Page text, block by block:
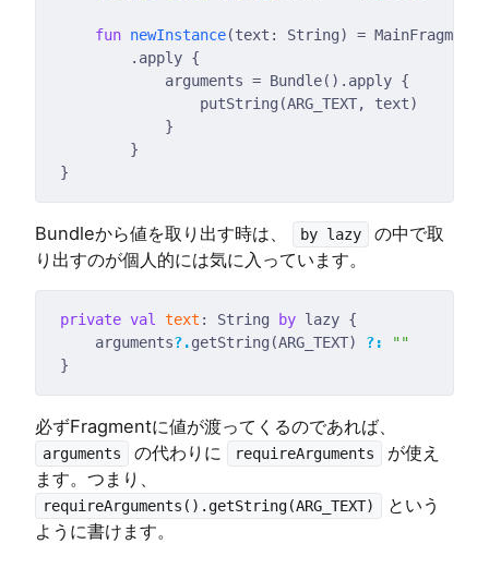
fun newInstance
Bundleから値を取り出す時は、 by lazy
の中で取
り出すのが個人的には気に入っています。
private val text : String by
    arguments
?.getString(ARG_TEXT) ?:
""
必ずFragmentに値が渡ってくるのであれば、
arguments の代わりに requireArguments
が使え
ます。つまり、
requireArguments().getString(ARG_TEXT)
という
ように書けます。